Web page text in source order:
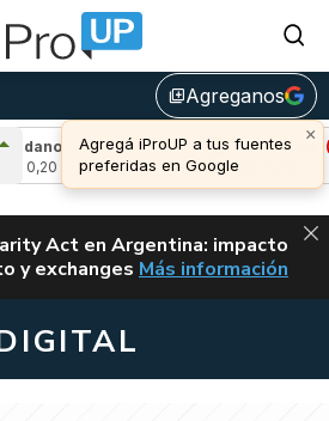
library_addAgreganos
×
Agregá iProUP a tus fuentes
preferidas en Google
(-1,54%)
Avalanche
(-
u$s 6,46
ALERTA
Act en Argentina: impacto
y exchanges CLARITY ACT EN
Más información